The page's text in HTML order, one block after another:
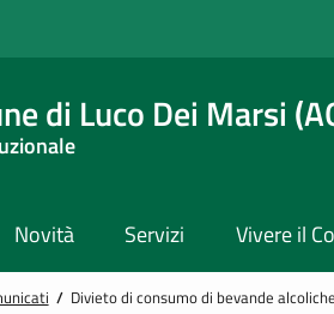
di Luco Dei Marsi
Novità Servizi Vivere il
/ Divieto di consumo di bevande